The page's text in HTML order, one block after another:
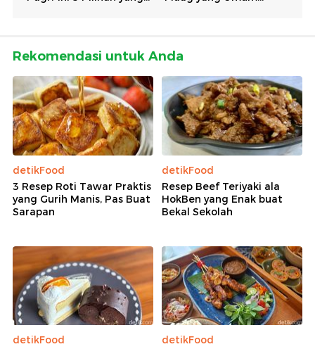
Rekomendasi untuk Anda
detikFood
3 Resep Roti Tawar Praktis
yang Gurih Manis, Pas Buat
Sarapan
detikFood
Resep Beef Teriyaki ala
HokBen yang Enak buat
Bekal Sekolah
detikFood
detikFood